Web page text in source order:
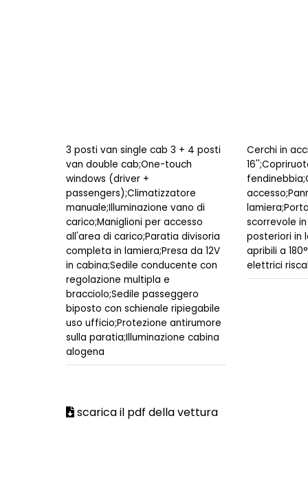
3 posti van single cab 3 + 4 posti
van double cab;One-touch
windows (driver +
passengers);Climatizzatore
manuale;Illuminazione vano di
carico;Maniglioni per accesso
all'area di carico;Paratia divisoria
completa in lamiera;Presa da 12V
in cabina;Sedile conducente con
regolazione multipla e
bracciolo;Sedile passeggero
biposto con schienale ripiegabile
uso ufficio;Protezione antirumore
sulla paratia;Illuminazione cabina
alogena
Cerchi in
scorrevole
posteriori in
apribili a
elettrici
scarica il pdf della vettura